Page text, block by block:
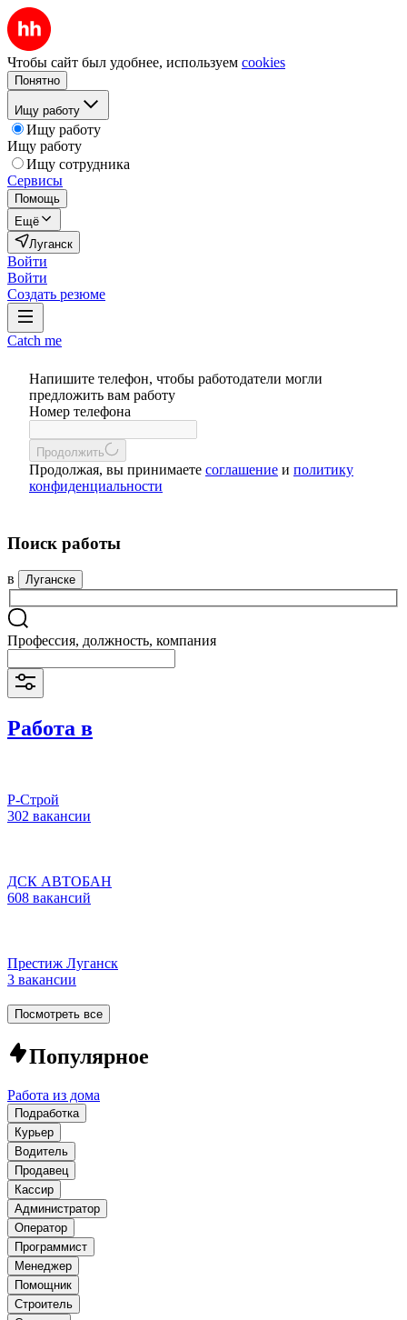
Чтобы сайт был удобнее, используем cookies
Понятно
Ищу работу
Ищу работу
Ищу работу
Ищу сотрудника
Сервисы
Помощь
Ещё
Луганск
Войти
Войти
Создать резюме
Catch me
Напишите телефон, чтобы работодатели могли
предложить вам работу
Номер телефона
Продолжить
Продолжая, вы принимаете соглашение и политику
конфиденциальности
Поиск работы
в Луганске
Профессия, должность, компания
Работа в
Р-Строй
302 вакансии
ДСК АВТОБАН
608 вакансий
Престиж Луганск
3 вакансии
Посмотреть все
Популярное
Работа из дома
Подработка
Курьер
Водитель
Продавец
Кассир
Администратор
Оператор
Программист
Менеджер
Помощник
Строитель